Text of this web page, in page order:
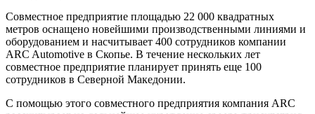
Совместное предприятие площадью 22 000 квадратных
метров оснащено новейшими производственными линиями и
оборудованием и насчитывает 400 сотрудников компании
ARC Automotive в Скопье. В течение нескольких лет
совместное предприятие планирует принять еще 100
сотрудников в Северной Македонии.
С помощью этого совместного предприятия компания ARC